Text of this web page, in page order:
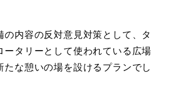
の内容の反対意見対策として、タ
ータリーとして使われている広場
たな憩いの場を設けるプランでし